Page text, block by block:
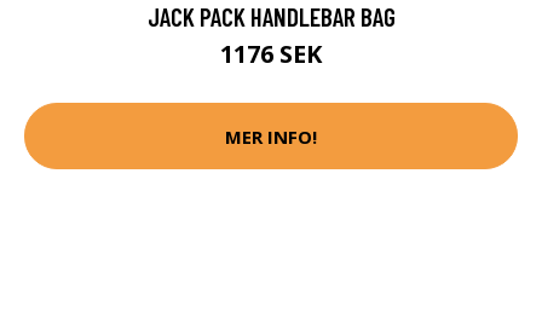
JACK PACK HANDLEBAR BAG
1176 SEK
MER INFO!